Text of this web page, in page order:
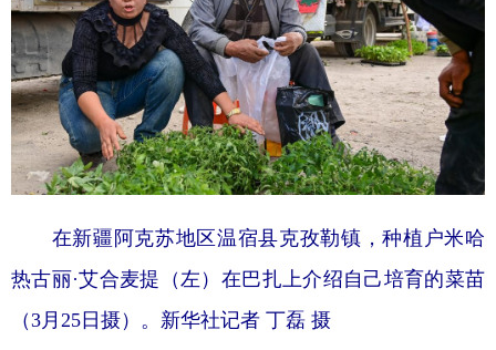
在新疆阿克苏地区温宿县克孜勒镇，种植户米哈
热古丽·艾合麦提（左）在巴扎上介绍自己培育的菜苗
（3月25日摄）。新华社记者 丁磊 摄